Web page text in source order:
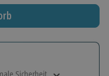
Sicherheit